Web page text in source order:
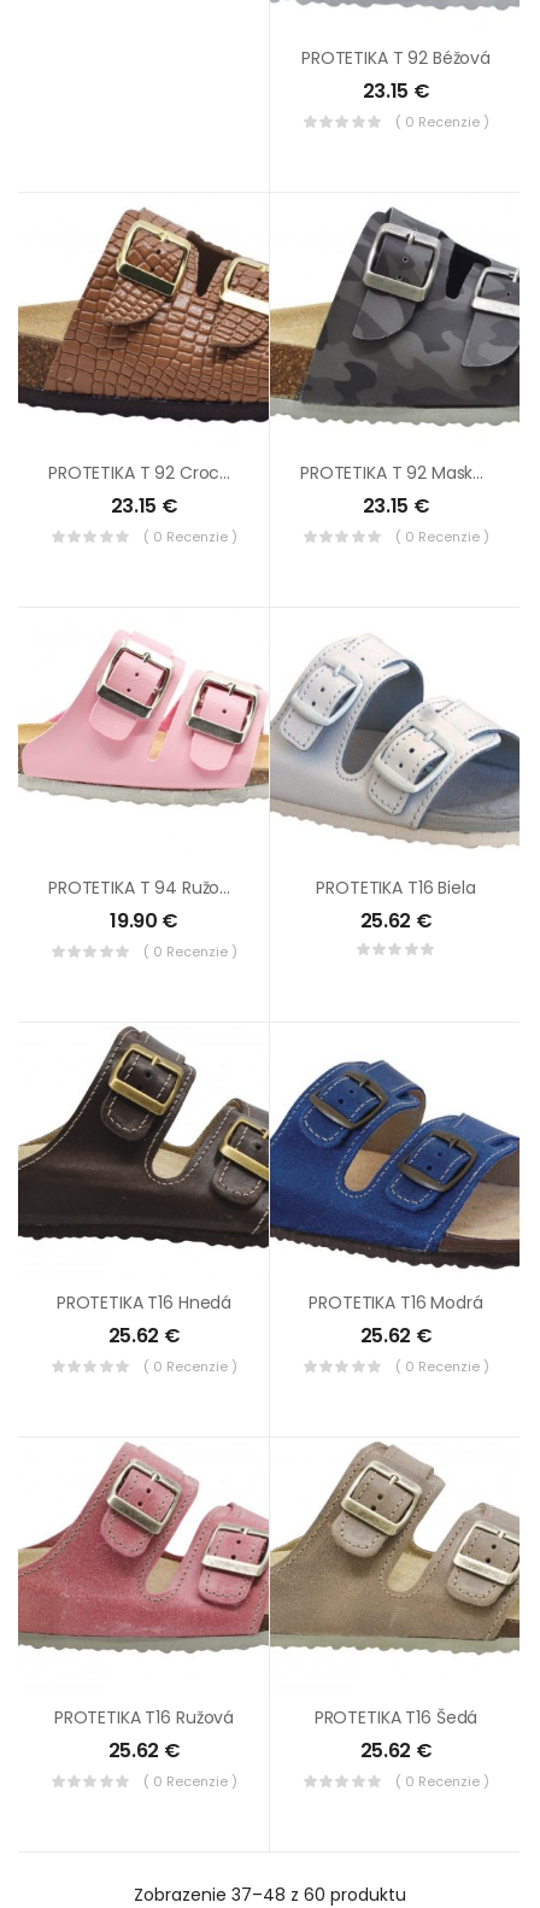
PROTETIKA T 92 Béžová
23.15 €
( 0 Recenzie )
PROTETIKA T 92 Croco Svetlo-Hnedá
23.15 €
( 0 Recenzie )
PROTETIKA T 92 Maskáč Šedý
23.15 €
( 0 Recenzie )
PROTETIKA T 94 Ružové
19.90 €
( 0 Recenzie )
PROTETIKA T16 Biela
25.62 €
PROTETIKA T16 Hnedá
25.62 €
( 0 Recenzie )
PROTETIKA T16 Modrá
25.62 €
( 0 Recenzie )
PROTETIKA T16 Ružová
25.62 €
( 0 Recenzie )
PROTETIKA T16 Šedá
25.62 €
( 0 Recenzie )
Zobrazenie 37–48 z 60 produktu